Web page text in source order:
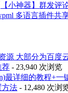
【小神器】群发评
多语言插件共
源 大部分为百度
荐 - 23,940 次浏览
最详细的教程+一
方法 - 12,480 次浏